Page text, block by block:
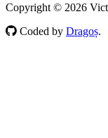
Copyright © 2026
Coded by Dragoș.